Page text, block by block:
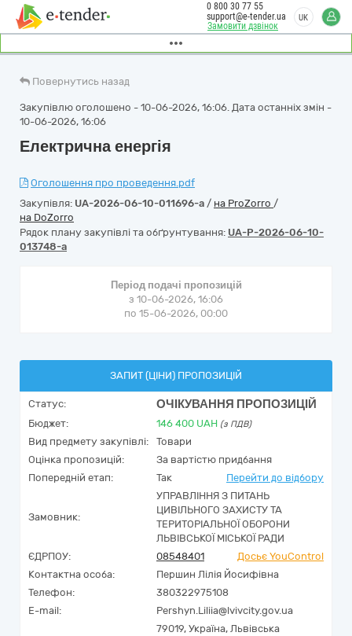
Замовити дзвінок
0 800 30 77 55
support@e-tender.ua
UK
Повернутись назад
Закупівлю оголошено - 10-06-2026, 16:06. Дата останніх змін -
10-06-2026, 16:06
Електрична енергія
Оголошення про проведення.pdf
Закупівля: UA-2026-06-10-011696-a / на ProZorro /
на DoZorro
Рядок плану закупівлі та обґрунтування: UA-P-2026-06-10-
013748-a
Період подачі пропозицій
з 10-06-2026, 16:06
по 15-06-2026, 00:00
ЗАПИТ (ЦІНИ) ПРОПОЗИЦІЙ
Статус: ОЧІКУВАННЯ ПРОПОЗИЦІЙ
Бюджет: 146 400 UAH (з ПДВ)
Вид предмету закупівлі:
Товари
Оцінка пропозицій:
За вартістю придбання
Попередній етап:
Так Перейти до відбору
Замовник:
УПРАВЛІННЯ З ПИТАНЬ
ЦИВІЛЬНОГО ЗАХИСТУ ТА
ТЕРИТОРІАЛЬНОЇ ОБОРОНИ
ЛЬВІВСЬКОЇ МІСЬКОЇ РАДИ
ЄДРПОУ:
08548401
Досьє YouControl
Контактна особа:
Першин Лілія Йосифівна
Телефон:
380322975108
E-mail:
Pershyn.Liliia@lvivcity.gov.ua
79019, Україна, Львівська